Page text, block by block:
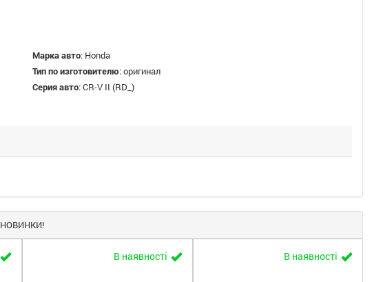
Марка авто: Honda
Тип по изготовителю:оригинал
Серия авто:CR-V II (RD_)
НОВИНКИ!
В наявності В наявності